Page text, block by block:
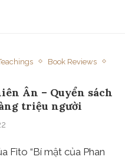
Book Reviews
Ân – Quyển sách
triệu người
Fito “Bí mật của Phan